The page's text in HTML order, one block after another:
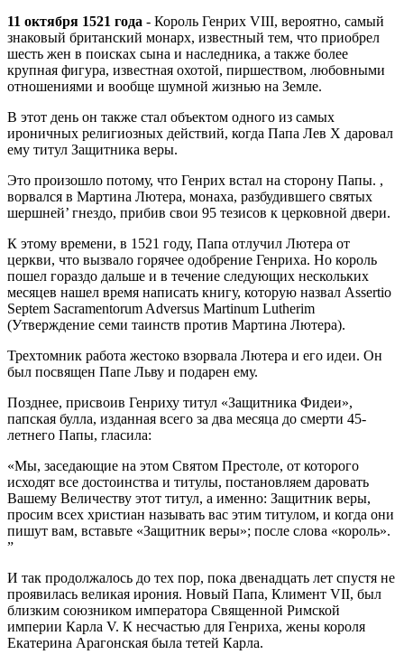
11 октября 1521 года - Король Генрих VIII, вероятно, самый
знаковый британский монарх, известный тем, что приобрел
шесть жен в поисках сына и наследника, а также более
крупная фигура, известная охотой, пиршеством, любовными
отношениями и вообще шумной жизнью на Земле.
В этот день он также стал объектом одного из самых
ироничных религиозных действий, когда Папа Лев X даровал
ему титул Защитника веры.
Это произошло потому, что Генрих встал на сторону Папы. ,
ворвался в Мартина Лютера, монаха, разбудившего святых
шершней’ гнездо, прибив свои 95 тезисов к церковной двери.
К этому времени, в 1521 году, Папа отлучил Лютера от
церкви, что вызвало горячее одобрение Генриха. Но король
пошел гораздо дальше и в течение следующих нескольких
месяцев нашел время написать книгу, которую назвал Assertio
Septem Sacramentorum Adversus Martinum Lutherim
(Утверждение семи таинств против Мартина Лютера).
Трехтомник работа жестоко взорвала Лютера и его идеи. Он
был посвящен Папе Льву и подарен ему.
Позднее, присвоив Генриху титул «Защитника Фидеи»,
папская булла, изданная всего за два месяца до смерти 45-
летнего Папы, гласила:
«Мы, заседающие на этом Святом Престоле, от которого
исходят все достоинства и титулы, постановляем даровать
Вашему Величеству этот титул, а именно: Защитник веры,
просим всех христиан называть вас этим титулом, и когда они
пишут вам, вставьте «Защитник веры»; после слова «король».
”
И так продолжалось до тех пор, пока двенадцать лет спустя не
проявилась великая ирония. Новый Папа, Климент VII, был
близким союзником императора Священной Римской
империи Карла V. К несчастью для Генриха, жены короля
Екатерина Арагонская была тетей Карла.